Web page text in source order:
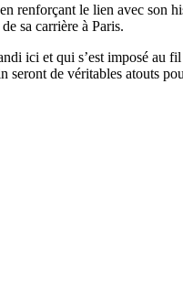
renforçant le lien avec son
sa carrière à Paris.
ici et qui s’est imposé au
seront de véritables atouts